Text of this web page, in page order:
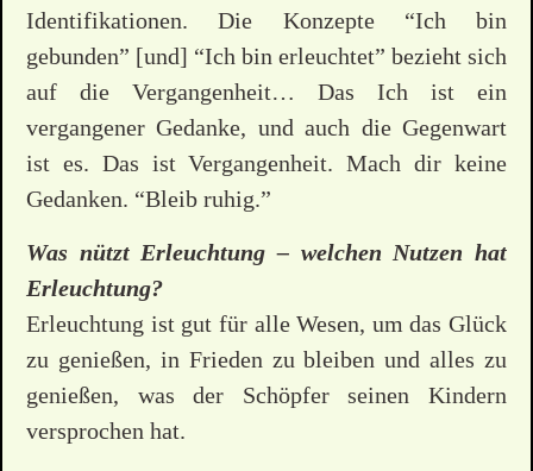
Identifikationen. Die Konzepte “Ich bin
gebunden” [und] “Ich bin erleuchtet” bezieht sich
auf die Vergangenheit… Das Ich ist ein
vergangener Gedanke, und auch die Gegenwart
ist es. Das ist Vergangenheit. Mach dir keine
Gedanken. “Bleib ruhig.”
Was nützt Erleuchtung – welchen Nutzen hat
Erleuchtung?
Erleuchtung ist gut für alle Wesen, um das Glück
zu genießen, in Frieden zu bleiben und alles zu
genießen, was der Schöpfer seinen Kindern
versprochen hat.